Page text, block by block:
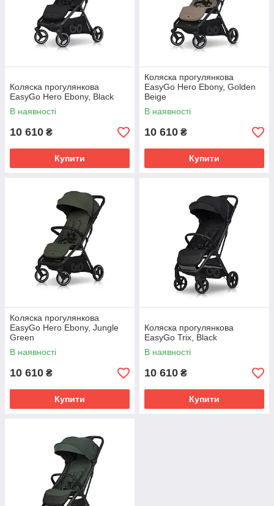
Коляска прогулянкова
EasyGo Hero Ebony, Black
В наявності
10 610 ₴
Купити
Коляска прогулянкова
EasyGo Hero Ebony, Golden
Beige
В наявності
10 610 ₴
Купити
Коляска прогулянкова
EasyGo Hero Ebony, Jungle
Green
В наявності
10 610 ₴
Купити
Коляска прогулянкова
EasyGo Trix, Black
В наявності
10 610 ₴
Купити